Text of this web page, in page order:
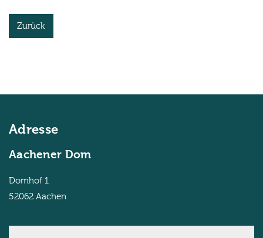
Zurück
Adresse
Aachener Dom
Domhof 1
52062 Aachen